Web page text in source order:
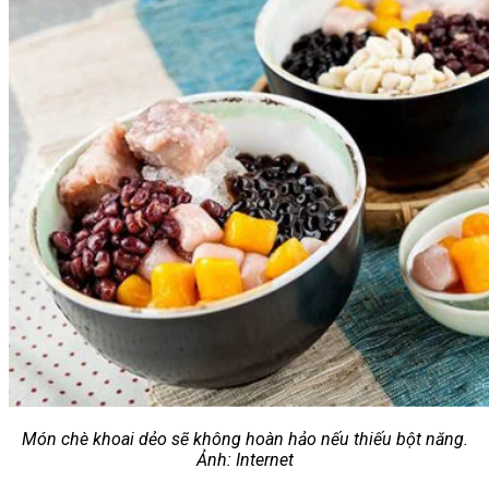
Món chè khoai dẻo sẽ không hoàn hảo nếu thiếu bột năng.
Ảnh: Internet